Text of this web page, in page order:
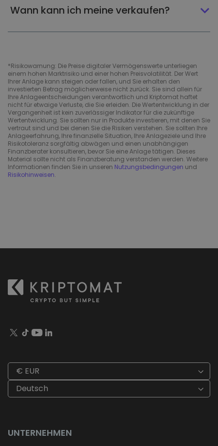
Wann kann ich meine verkaufen?
*Risikowarnung: Die Preise digitaler Vermögenswerte unterliegen
einem hohen Marktrisiko und einer hohen Preisvolatilität. Der Wert
Ihrer Anlage kann steigen oder fallen, und Sie erhalten den
investierten Betrag möglicherweise nicht zurück. Sie sind allein für
Ihre Anlageentscheidungen verantwortlich und Kriptomat haftet
nicht für etwaige Verluste, die Sie erleiden. Die Wertentwicklung in der
Vergangenheit ist kein zuverlässiger Indikator für die zukünftige
Wertentwicklung. Sie sollten nur in Produkte investieren, mit denen Sie
vertraut sind und bei denen Sie die Risiken verstehen. Sie sollten Ihre
Anlageerfahrung, Ihre finanzielle Situation, Ihre Anlageziele und Ihre
Risikotoleranz sorgfältig abwägen und einen unabhängigen
Finanzberater konsultieren, bevor Sie eine Anlage tätigen. Dieses
Material sollte nicht als Finanzberatung verstanden werden. Weitere
Informationen finden Sie in unseren Nutzungsbedingungen und
Risikohinweisen.
€ EUR
Deutsch
UNTERNEHMEN